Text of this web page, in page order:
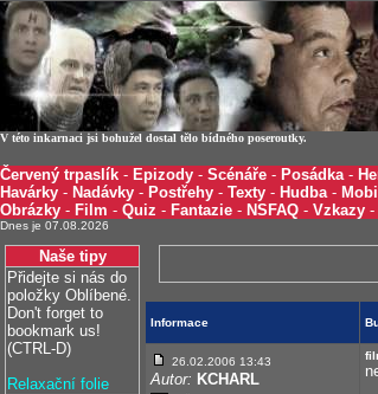
V této inkarnaci jsi bohužel dostal tělo bídného poseroutky.
Červený trpaslík - Epizody - Scénáře - Posádka-
Havárky - Nadávky - Postřehy - Texty - Hudba- Mobil
Obrázky - Film - Quiz - Fantazie - NSFAQ - Vzkazy -
Dnes je 07.08.2026
Naše tipy
Přidejte si nás do
položky Oblíbené.
Don't forget to
bookmark us!
(CTRL-D)
Relaxační folie
Informace
26.02.2006 13:43
Autor: KCHARL